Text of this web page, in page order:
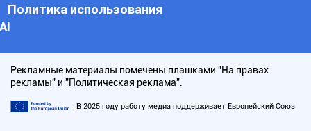
Политика использования
АI
Рекламные материалы помечены плашками "На правах
рекламы" и "Политическая реклама".
В 2025 году работу медиа поддерживает Европейский Союз